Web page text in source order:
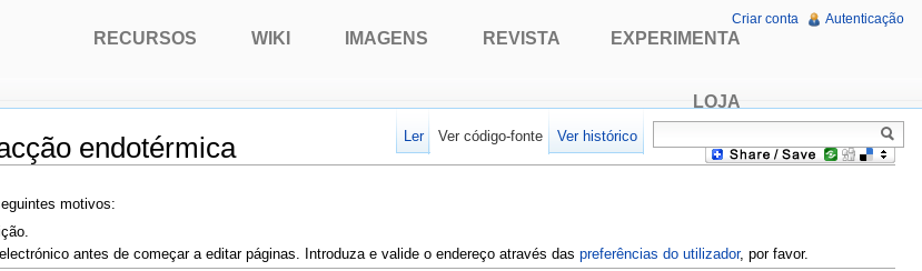
endotérmica
motivos:
antes de começar a editar páginas. Introduza e valide o endereço através daspreferências do utilizador, por favor.
RECURSOS WIKI IMAGENS REVISTA EXPERIMENTA
LOJA
Criar conta Autenticação
Ler Ver código-fonte Ver histórico